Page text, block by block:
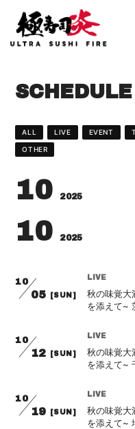
SCHEDULE
DISCOGRAPHY
MOVIE
Contact
SCHEDULE
ALL LIVE EVENT
OTHER
10 2025
10 2025
10
05 [SUN]
LIVE
秋の味覚大
を添えて~
10
12 [SUN]
LIVE
秋の味覚大
を添えて~
10
19 [SUN]
LIVE
秋の味覚大
を添えて~